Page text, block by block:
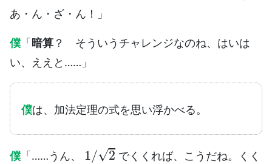
あ・ん・ざ・ん！」
僕 「暗算 ？ そういうチャレンジなのね、はいは
い、ええと……」
僕は、加法定理の式を思い浮かべる。
僕 「……うん、
1 /2
でくくれば、こうだね。くく